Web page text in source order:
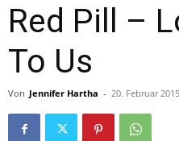
Red Pill –
To Us
Von Jennifer Hartha - 20. Februar 2015